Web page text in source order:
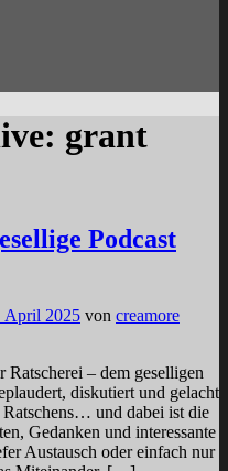
grant
Podcast
April 2025 von creamore
– dem geselligen
diskutiert und gelacht
und dabei ist die
Gedanken und interessante
Austausch oder einfach nur